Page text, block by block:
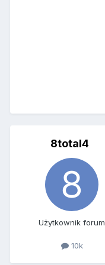
8total4
Użytkownik forum
10k